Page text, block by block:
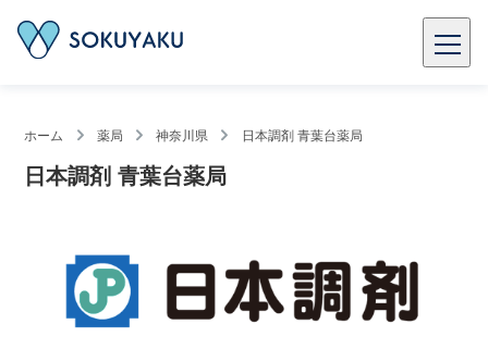
ホーム 薬局 神奈川県 日本調剤 青葉台薬局
日本調剤 青葉台薬局